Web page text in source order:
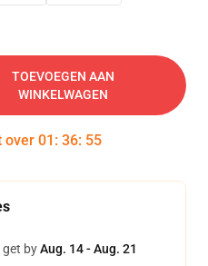
TOEVOEGEN AAN
WINKELWAGEN
over 01 : 36: 54
get byAug. 14 - Aug. 21